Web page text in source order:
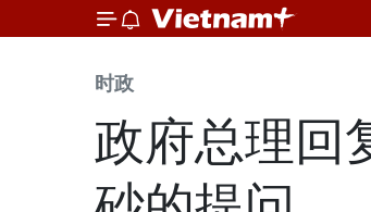
时政
政府总理回